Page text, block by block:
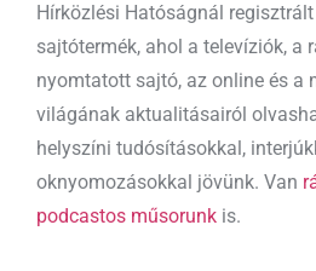
Hírközlési Hatóságnál
sajtótermék, ahol a televíziók, a
nyomtatott sajtó, az online és a
világának aktualitásairól
helyszíni tudósításokkal,
oknyomozásokkal jövünk. Van
podcastos műsorunk is.